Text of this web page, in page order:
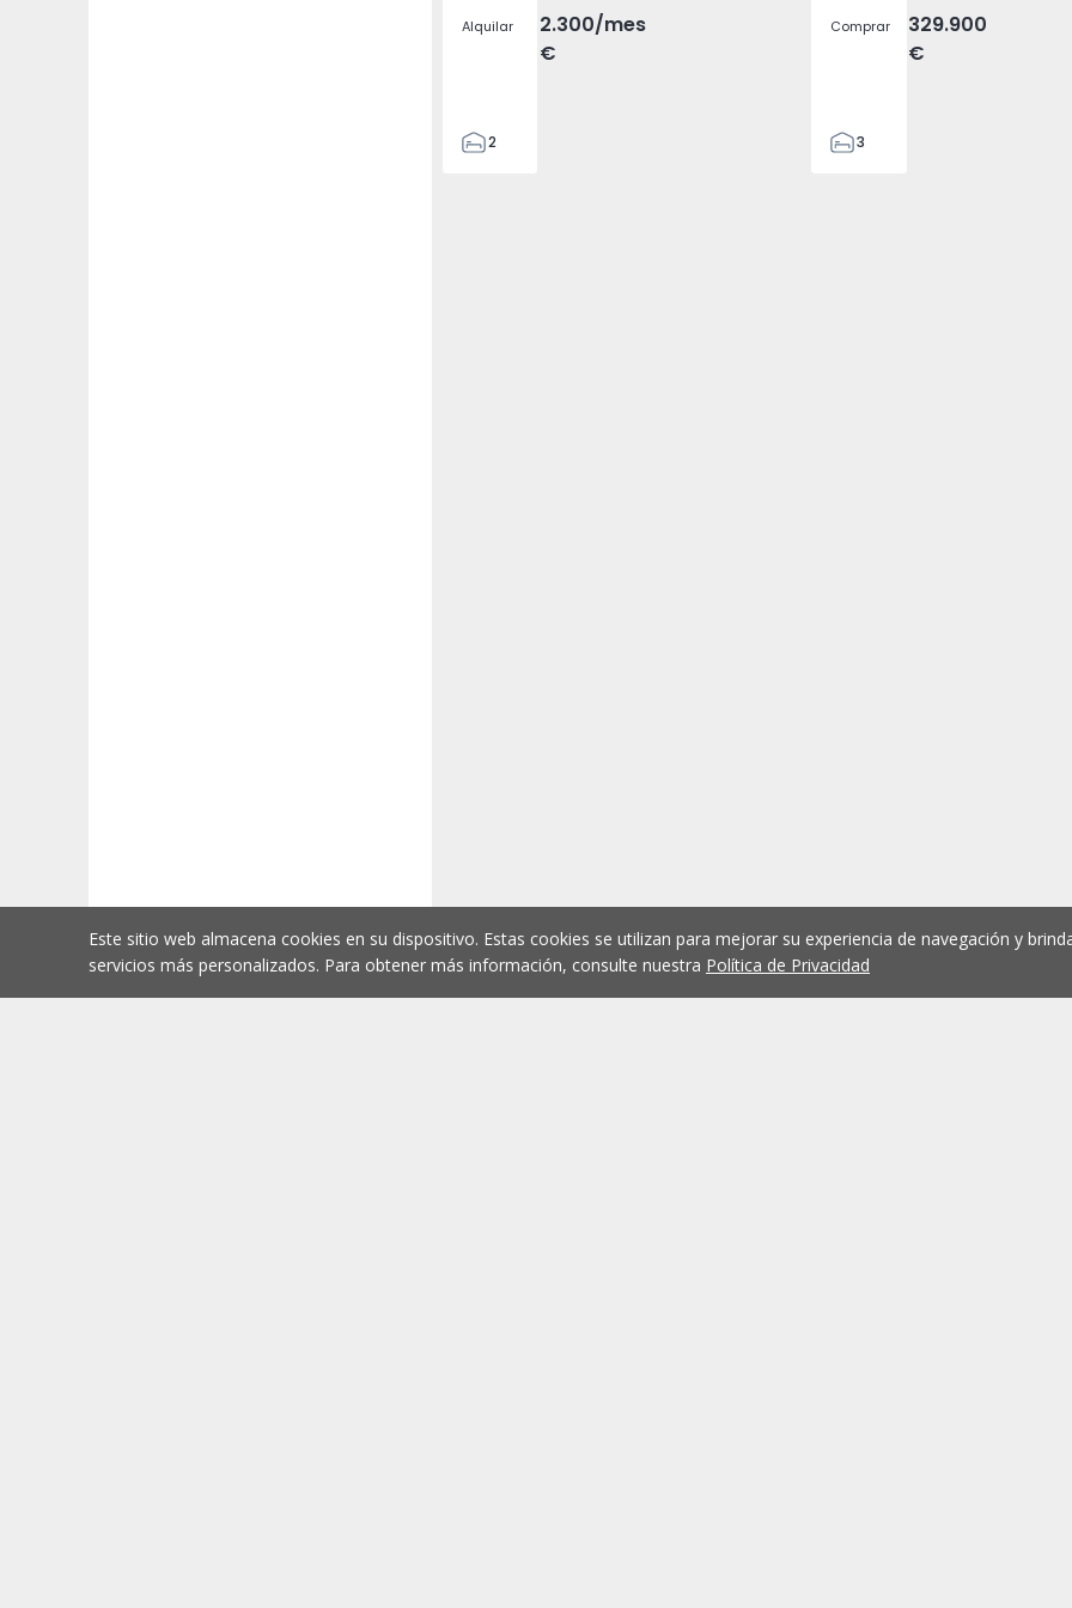
Alquilar
2.300
€
/mes
2
Comprar
329.900
€
3
Este sitio web almacena cookies en su dispositivo. Estas cookies se utilizan para mejorar su experiencia de navegación y
servicios más personalizados. Para obtener más información, consulte nuestra Política de Privacidad